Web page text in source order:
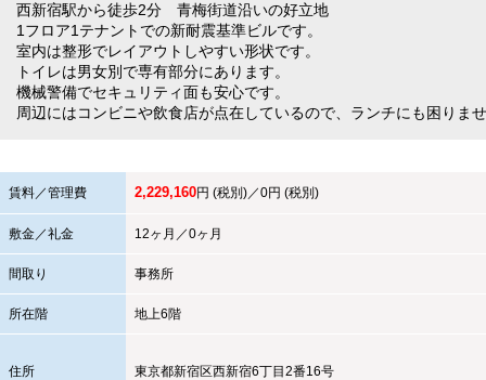
西新宿駅から徒歩2分 青梅街道沿いの好立地
1フロア1テナントでの新耐震基準ビルです。
室内は整形でレイアウトしやすい形状です。
トイレは男女別で専有部分にあります。
機械警備でセキュリティ面も安心です。
周辺にはコンビニや飲食店が点在しているので、ランチにも困りま
賃料／管理費 2,229,160円 (税別)／0円 (税別)
敷金／礼金 12ヶ月／0ヶ月
間取り 事務所
所在階 地上6階
住所 東京都新宿区西新宿6丁目2番16号